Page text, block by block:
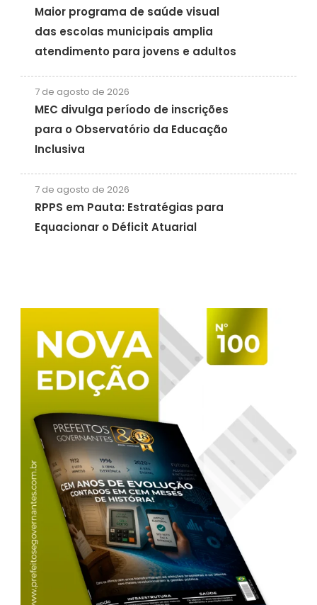
Maior programa de saúde visual
das escolas municipais amplia
atendimento para jovens e adultos
7 de agosto de 2026
MEC divulga período de inscrições
para o Observatório da Educação
Inclusiva
7 de agosto de 2026
RPPS em Pauta: Estratégias para
Equacionar o Déficit Atuarial